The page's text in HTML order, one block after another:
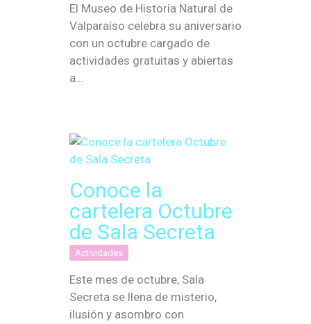
El Museo de Historia Natural de
Valparaíso celebra su aniversario
con un octubre cargado de
actividades gratuitas y abiertas
a…
Conoce la
cartelera Octubre
de Sala Secreta
Actividades
Este mes de octubre, Sala
Secreta se llena de misterio,
ilusión y asombro con